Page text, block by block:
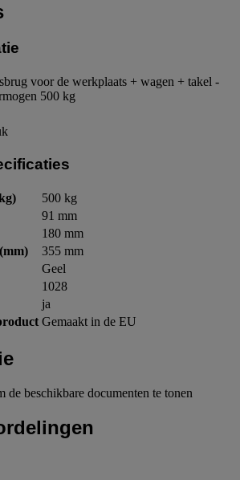
voor de werkplaats + wagen + takel -
500 kg
500 kg
91 mm
180 mm
355 mm
Geel
1028
ja
Gemaakt in de EU
de beschikbare documenten te tonen